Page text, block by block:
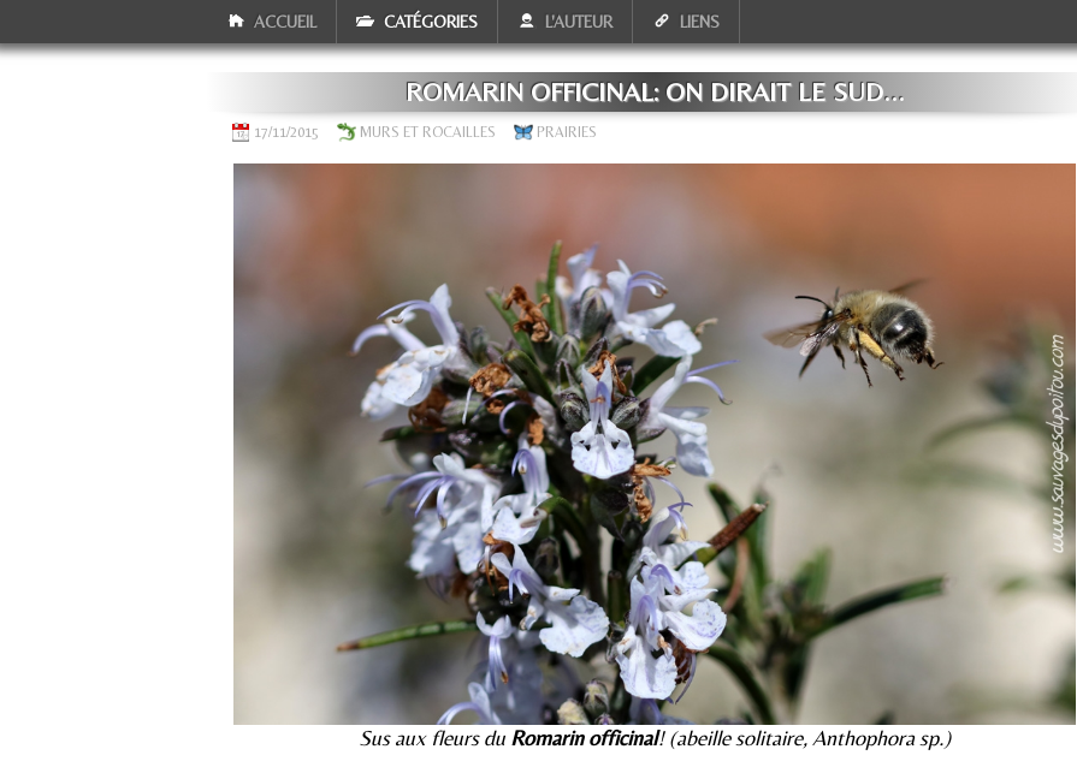
ACCUEIL CATÉGORIES L'AUTEUR LIENS
ROMARIN OFFICINAL: ON DIRAIT LE SUD...
17/11/2015 MURS ET ROCAILLES PRAIRIES
Sus aux fleurs du Romarin officinal! (abeille solitaire, Anthophora sp.)